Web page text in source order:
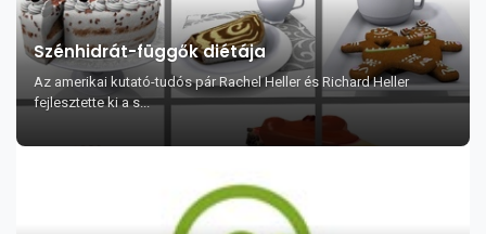
Szénhidrát-függők diétája
Az amerikai kutató-tudós pár Rachel Heller és Richard Heller
fejlesztette ki a s...